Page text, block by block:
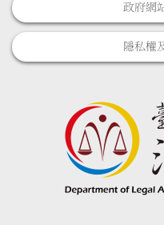
政府網
隱私權